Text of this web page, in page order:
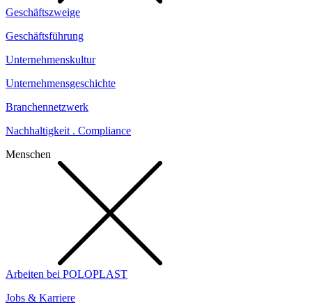
Geschäftszweige
Geschäftsführung
Unternehmenskultur
Unternehmensgeschichte
Branchennetzwerk
Nachhaltigkeit . Compliance
Menschen
Arbeiten bei POLOPLAST
Jobs & Karriere